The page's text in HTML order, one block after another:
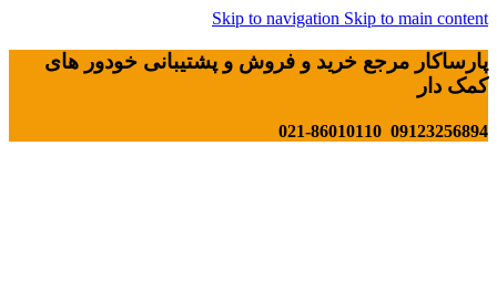
Skip to navigation Skip to main content
پارساکار مرجع خرید و فروش و پشتیبانی خودور های
کمک دار
09123256894 021-86010110